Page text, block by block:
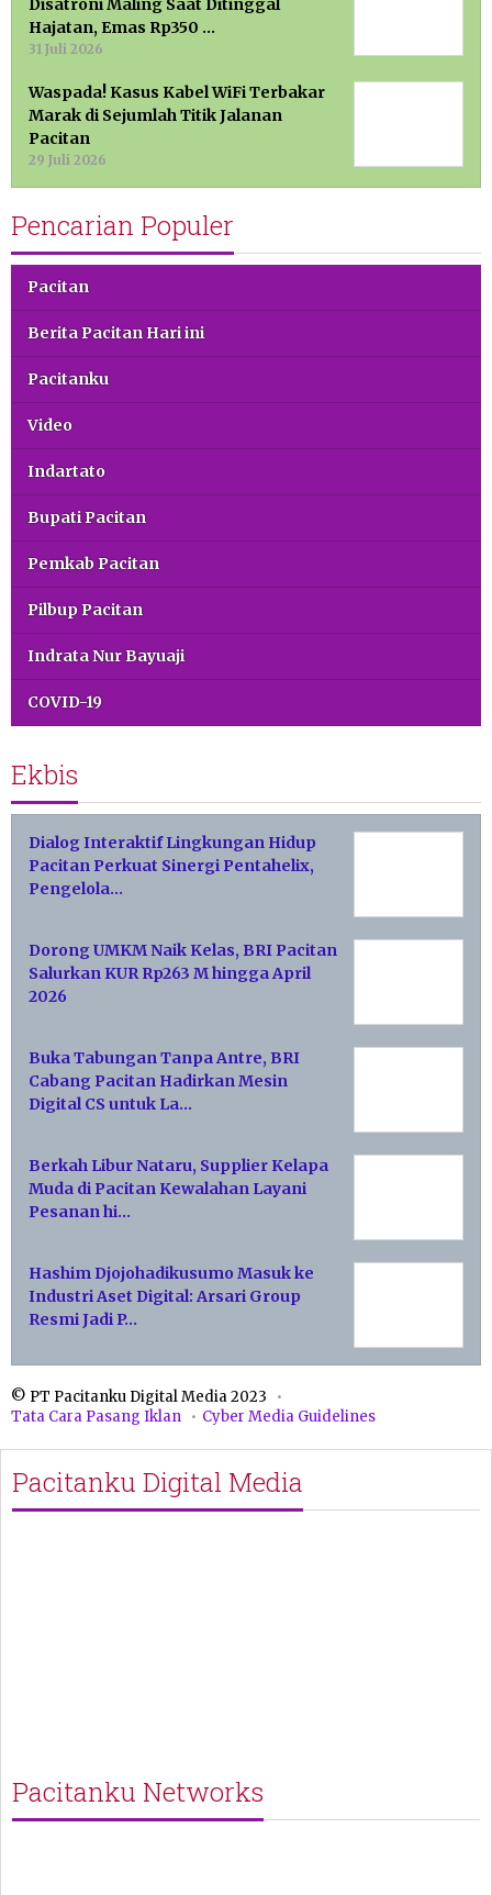
Disatroni Maling Saat Ditinggal
Hajatan, Emas Rp350 …
31 Juli 2026
Waspada! Kasus Kabel WiFi Terbakar
Marak di Sejumlah Titik Jalanan
Pacitan
29 Juli 2026
Pencarian Populer
Pacitan
Berita Pacitan Hari ini
Pacitanku
Video
Indartato
Bupati Pacitan
Pemkab Pacitan
Pilbup Pacitan
Indrata Nur Bayuaji
COVID-19
Ekbis
Dialog Interaktif Lingkungan Hidup
Pacitan Perkuat Sinergi Pentahelix,
Pengelola…
Dorong UMKM Naik Kelas, BRI Pacitan
Salurkan KUR Rp263 M hingga April
2026
Buka Tabungan Tanpa Antre, BRI
Cabang Pacitan Hadirkan Mesin
Digital CS untuk La…
Berkah Libur Nataru, Supplier Kelapa
Muda di Pacitan Kewalahan Layani
Pesanan hi…
Hashim Djojohadikusumo Masuk ke
Industri Aset Digital: Arsari Group
Resmi Jadi P…
© PT Pacitanku Digital Media 2023
Tata Cara Pasang Iklan
Cyber Media Guidelines
Pacitanku Digital Media
Pacitanku Networks